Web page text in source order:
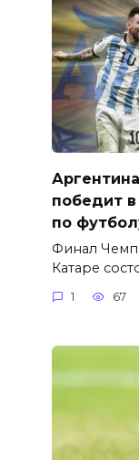
победит
по
Финал
Катаре
1 67